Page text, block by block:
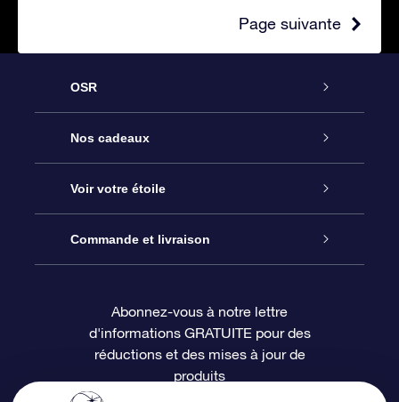
Page suivante
OSR
Service
À propos de l’OSR
Nous contacter
Questions fréquemment posées
Revues
Nos cadeaux
Cadeau d’étoile en ligne
Coffret cadeau OSR
Carte cadeau OSR
Cadeaux d’entreprise
Voir votre étoile
Registre des étoiles
Page d’accueil personnalisée
Commande et livraison
Informations de paiement
Informations d’expédition
Abonnez-vous à notre lettre
d'informations GRATUITE pour des
réductions et des mises à jour de
produits